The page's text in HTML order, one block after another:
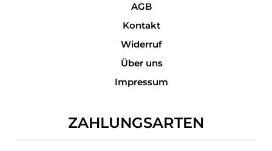
AGB
Kontakt
Widerruf
Über uns
Impressum
ZAHLUNGSARTEN